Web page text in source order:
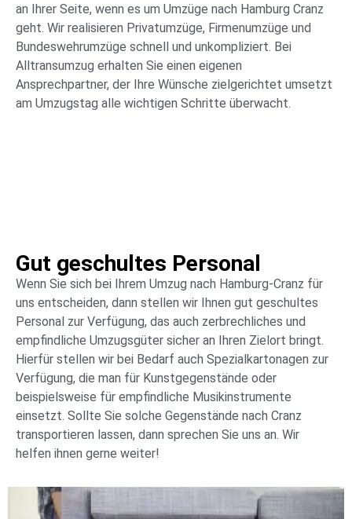
an Ihrer Seite, wenn es um Umzüge nach Hamburg Cranz
geht. Wir realisieren Privatumzüge, Firmenumzüge und
Bundeswehrumzüge schnell und unkompliziert. Bei
Alltransumzug erhalten Sie einen eigenen
Ansprechpartner, der Ihre Wünsche zielgerichtet umsetzt
am Umzugstag alle wichtigen Schritte überwacht.
Gut geschultes Personal
Wenn Sie sich bei Ihrem Umzug nach Hamburg-Cranz für
uns entscheiden, dann stellen wir Ihnen gut geschultes
Personal zur Verfügung, das auch zerbrechliches und
empfindliche Umzugsgüter sicher an Ihren Zielort bringt.
Hierfür stellen wir bei Bedarf auch Spezialkartonagen zur
Verfügung, die man für Kunstgegenstände oder
beispielsweise für empfindliche Musikinstrumente
einsetzt. Sollte Sie solche Gegenstände nach Cranz
transportieren lassen, dann sprechen Sie uns an. Wir
helfen ihnen gerne weiter!